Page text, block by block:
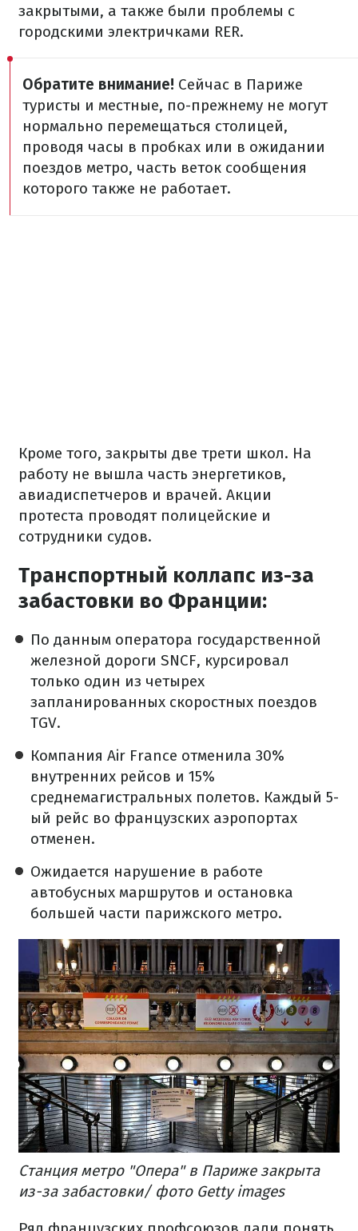
закрытыми, а также были проблемы с
городскими электричками RER.
Обратите внимание! Сейчас в Париже
туристы и местные, по-прежнему не могут
нормально перемещаться столицей,
проводя часы в пробках или в ожидании
поездов метро, часть веток сообщения
которого также не работает.
Кроме того, закрыты две трети школ. На
работу не вышла часть энергетиков,
авиадиспетчеров и врачей. Акции
протеста проводят полицейские и
сотрудники судов.
Транспортный коллапс из-за
забастовки во Франции:
По данным оператора государственной
железной дороги SNCF, курсировал
только один из четырех
запланированных скоростных поездов
TGV.
Компания Air France отменила 30%
внутренних рейсов и 15%
среднемагистральных полетов. Каждый 5-
ый рейс во французских аэропортах
отменен.
Ожидается нарушение в работе
автобусных маршрутов и остановка
большей части парижского метро.
Станция метро "Опера" в Париже закрыта
из-за забастовки/ фото Getty images